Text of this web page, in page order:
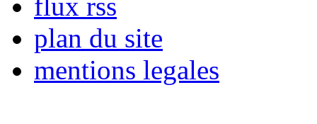
plan du site
mentions legales